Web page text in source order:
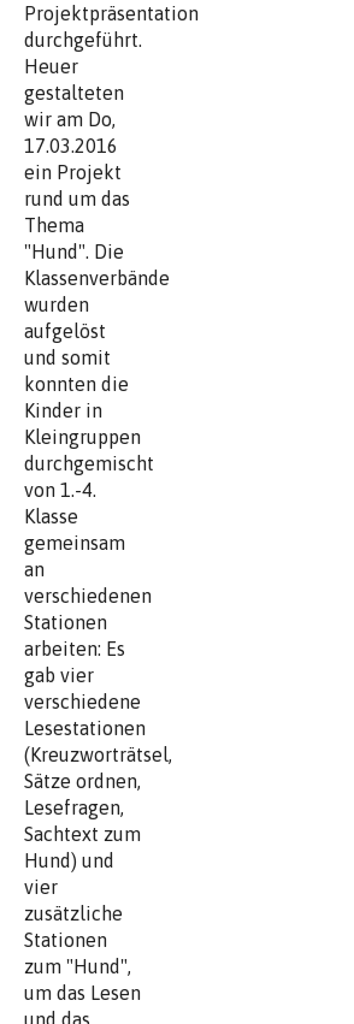
Projektpräsentation
durchgeführt.
Heuer
gestalteten
wir am Do,
17.03.2016
ein Projekt
rund um das
Thema
"Hund". Die
Klassenverbände
wurden
aufgelöst
und somit
konnten die
Kinder in
Kleingruppen
durchgemischt
von 1.-4.
Klasse
gemeinsam
an
verschiedenen
Stationen
arbeiten: Es
gab vier
verschiedene
Lesestationen
(Kreuzworträtsel,
Sätze ordnen,
Lesefragen,
Sachtext zum
Hund) und
vier
zusätzliche
Stationen
zum "Hund",
um das Lesen
und das